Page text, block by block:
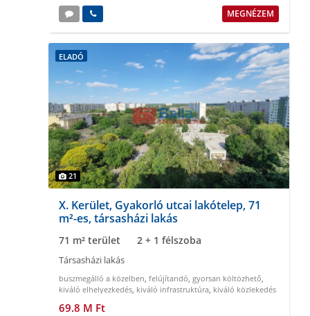
MEGNÉZEM
ELADÓ
21
X. Kerület, Gyakorló utcai lakótelep, 71
m²-es, társasházi lakás
71 m² terület 2 + 1 félszoba
Társasházi lakás
buszmegálló a közelben, felújítandó, gyorsan költözhető,
kiváló elhelyezkedés, kiváló infrastruktúra, kiváló közlekedés
69.8 M Ft